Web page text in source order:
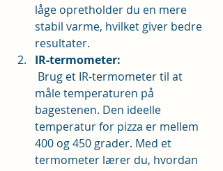
låge opretholder du en mere
stabil varme, hvilket giver bedre
resultater.
IR-termometer:
måle temperaturen på
bagestenen. Den ideelle
temperatur for pizza er mellem
400 og 450 grader. Med et
termometer lærer du, hvordan